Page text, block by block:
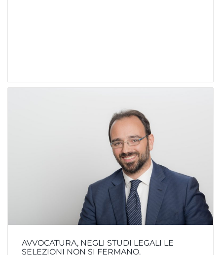
AVVOCATURA, NEGLI STUDI LEGALI LE
SELEZIONI NON SI FERMANO.